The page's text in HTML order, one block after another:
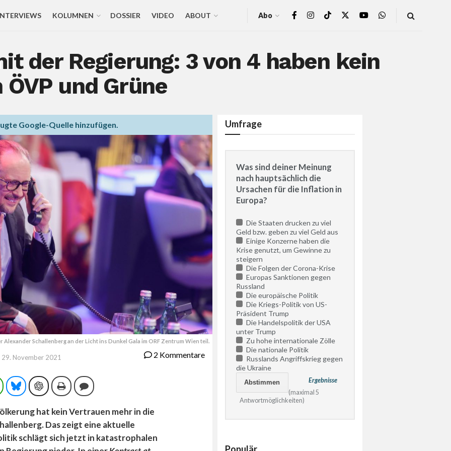
KOLUMNEN DOSSIER VIDEO ABOUT Abo
der Regierung: 3 von 4 haben kein
und Grüne
Google-Quelle hinzufügen.
Alexander Schallenberg an der Licht ins Dunkel Gala im ORF Zentrum Wien teil.
29. November 2021 2 Kommentare
WhatsAppBlueskyChatGPTDruckenKommentieren
hat kein Vertrauen mehr in die
Das zeigt eine aktuelle
schlägt sich jetzt in katastrophalen
Umfrage
Was sind deiner Meinung
nach hauptsächlich die
Ursachen für die Inflation in
Europa?
Die Staaten drucken zu viel
Geld bzw. geben zu viel Geld aus
Einige Konzerne haben die
Krise genutzt, um Gewinne zu
steigern
Die Folgen der Corona-Krise
Europas Sanktionen gegen
Russland
Die europäische Politik
Die Kriegs-Politik von US-
Präsident Trump
Die Handelspolitik der USA
unter Trump
Zu hohe internationale Zölle
Die nationale Politik
Russlands Angriffskrieg gegen
die Ukraine
Ergebnisse
(maximal 5
Antwortmöglichkeiten)